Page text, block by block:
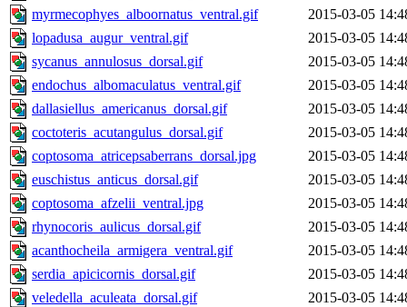
myrmecophyes_alboornatus_ventral.gif
2015-03-05
lopadusa_augur_ventral.gif
2015-03-05
sycanus_annulosus_dorsal.gif
2015-03-05
endochus_albomaculatus_ventral.gif
2015-03-05
dallasiellus_americanus_dorsal.gif
2015-03-05
coctoteris_acutangulus_dorsal.gif
2015-03-05
coptosoma_atricepsaberrans_dorsal.jpg
2015-03-05
euschistus_anticus_dorsal.gif
2015-03-05
coptosoma_afzelii_ventral.jpg
2015-03-05
rhynocoris_aulicus_dorsal.gif
2015-03-05
acanthocheila_armigera_ventral.gif
2015-03-05
serdia_apicicornis_dorsal.gif
2015-03-05
veledella_aculeata_dorsal.gif
2015-03-05